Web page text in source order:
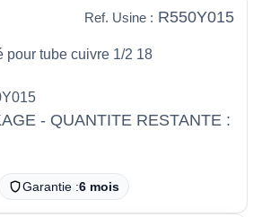
Ref. Usine : R550Y015
pour tube cuivre 1/2 18
- QUANTITE RESTANTE :
Garantie :6 mois